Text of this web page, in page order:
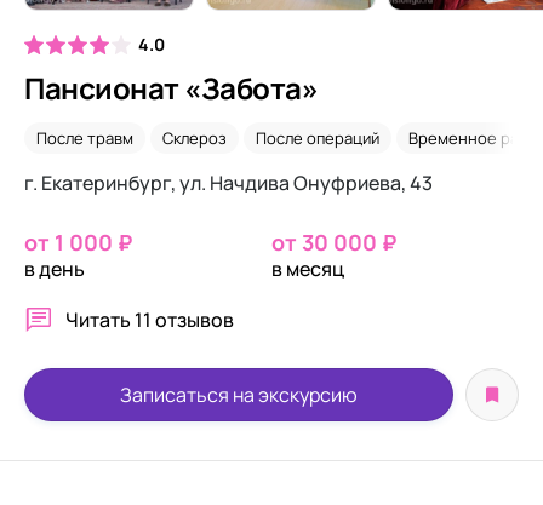
4.0
Пансионат «Забота»
После травм Склероз После операций Временное
г. Екатеринбург, ул. Начдива Онуфриева, 43
от 1 000 ₽
в день
от 30 000 ₽
в месяц
Читать 11 отзывов
Записаться на экскурсию